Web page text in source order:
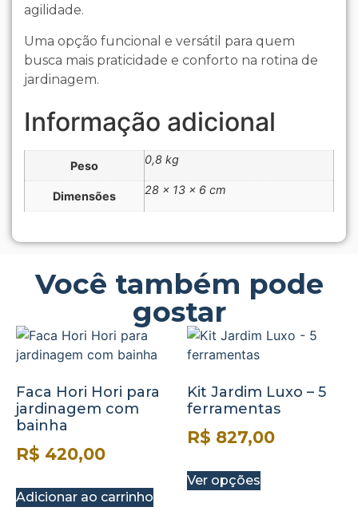
agilidade.
Uma opção funcional e versátil para quem
busca mais praticidade e conforto na rotina de
jardinagem.
Informação adicional
Peso 0,8 kg
Dimensões 28 × 13 × 6 cm
Você também pode
gostar
Faca Hori Hori para
jardinagem com
bainha
R$ 420,00
Adicionar ao carrinho
Kit Jardim Luxo – 5
ferramentas
R$ 827,00
Ver opções